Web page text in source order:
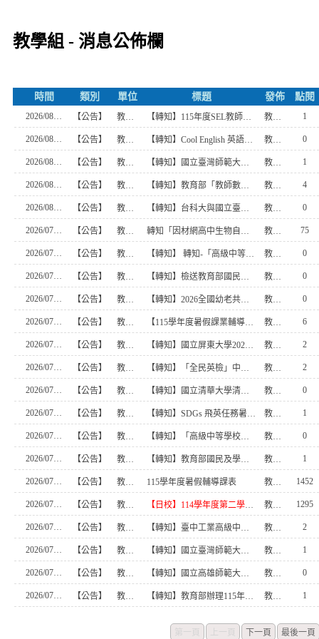
教學組 - 消息公佈欄
時間 類別 單位 標題 發佈 點閱
2026/08/06 【公告】 教學組 【轉知】115年度SEL教師增能培力系列專題講座（場次三）實施計畫 教學組 1
2026/08/06 【公告】 教學組 【轉知】Cool English 英語線上學習平臺115年普技高教案簡報得獎作品實體分享會 教學組 0
2026/08/04 【公告】 教學組 【轉知】國立臺灣師範大學心理與教育測驗研究發展中心（以 下簡稱心測中心）辦理115年國中教育會考命題研習會實施計畫 教學組 1
2026/08/03 【公告】 教學組 【轉知】教育部「教師數位教學增能培訓」規劃資訊 教學組 4
2026/08/03 【公告】 教學組 【轉知】台科大與國立臺北科技大學共同辦理「北一區暨北二區技職教育共好交流座談會」活動 教學組 0
2026/07/31 【公告】 教學組 轉知「因材網高中生物自主學習講座」活動訊息 教學組幹事 75
2026/07/30 【公告】 教學組 【轉知】 轉知-「高級中等學校教師本土語文認證培訓實施計畫─第二十二梯次本土語文認證輔導班」 教學組 0
2026/07/30 【公告】 教學組 【轉知】檢送教育部國民及學前教育署委請國立臺灣師範大學辦理「高級中等學校學習扶助教師教學增能暨區域策略聯盟諮詢輔導支持系統計畫」之「115年高級中等學校補強課程模組徵選」活動簡章，請國語文、英語文及數學教師踴躍參加。 教學組 0
2026/07/30 【公告】 教學組 【轉知】2026全國幼老共學教案設計暨教學成果競賽 教學組 0
2026/07/30 【公告】 教學組 【115學年度暑假課業輔導實施正常化檢核表.pdf 教學組 6
2026/07/24 【公告】 教學組 【轉知】國立屏東大學2026全國高中職專題競賽 教學組 2
2026/07/22 【公告】 教學組 【轉知】「全民英檢」中級、中高級測驗現正報名中 教學組 2
2026/07/21 【公告】 教學組 【轉知】國立清華大學清華光罩教育研究中心辦理2026「清華光罩教學獎」 教學組 0
2026/07/20 【公告】 教學組 【轉知】SDGs 飛英任務暑期活動-打造永續城市藍圖 教學組 1
2026/07/17 【公告】 教學組 【轉知】「高級中等學校教師本土語文認證培訓實施計畫─115年客語認證加強班（8月）」 教學組 0
2026/07/17 【公告】 教學組 【轉知】教育部國民及學前教育署115年度金融基礎教育教學實施成果徵選簡章 教學組 1
2026/07/16 【公告】 教學組 115學年度暑假輔導課表 教學組 1452
2026/07/15 【公告】 教學組 【日校】114學年度第二學期「高一及高二學期補考注意事項、時間、科目、地點及座位表」公告 教學組幹事 1295
2026/07/13 【公告】 教學組 【轉知】臺中工業高級中等學校辦理新興科技「AI Agent超入門系列」研習 教學組 2
2026/07/13 【公告】 教學組 【轉知】國立臺灣師範大學辦理「一般科目種子教師培訓【SEL的探索地圖-內涵與實務體驗】」 教學組 1
2026/07/13 【公告】 教學組 【轉知】國立高雄師範大學辦理「115學年度中等學校科技領域生活科技專長學士後教育學分班」 教學組 0
2026/07/10 【公告】 教學組 【轉知】教育部辦理115年「一般/專業種子師資增能回訓暨觀摩研習營」 教學組 1
最後一頁
下一頁
上一頁
第一頁